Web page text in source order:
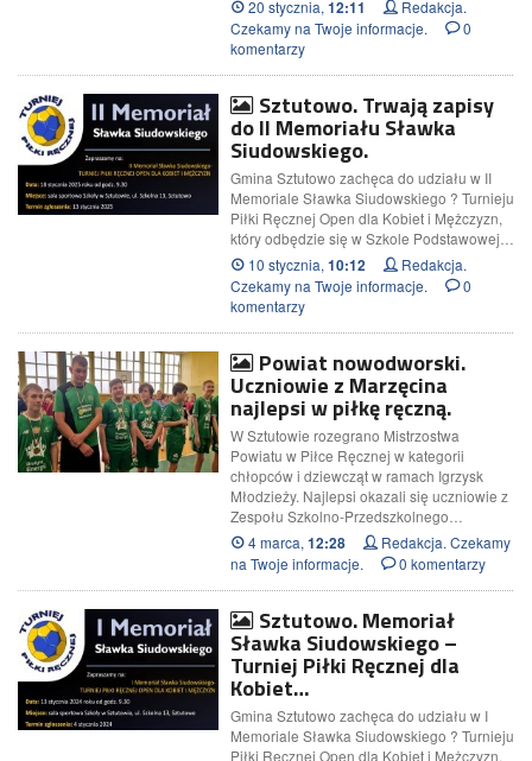
20 stycznia, 12:11
Redakcja.
Czekamy na Twoje informacje.
0
komentarzy
Sztutowo. Trwają zapisy
do II Memoriału Sławka
Siudowskiego.
Gmina Sztutowo zachęca do udziału w II
Memoriale Sławka Siudowskiego ? Turnieju
Piłki Ręcznej Open dla Kobiet i Mężczyzn,
który odbędzie się w Szkole Podstawowej…
10 stycznia, 10:12
Redakcja.
Czekamy na Twoje informacje.
0
komentarzy
Powiat nowodworski.
Uczniowie z Marzęcina
najlepsi w piłkę ręczną.
W Sztutowie rozegrano Mistrzostwa
Powiatu w Piłce Ręcznej w kategorii
chłopców i dziewcząt w ramach Igrzysk
Młodzieży. Najlepsi okazali się uczniowie z
Zespołu Szkolno-Przedszkolnego…
4 marca, 12:28
Redakcja. Czekamy
na Twoje informacje.
0 komentarzy
Sztutowo. Memoriał
Sławka Siudowskiego –
Turniej Piłki Ręcznej dla
Kobiet…
Gmina Sztutowo zachęca do udziału w I
Memoriale Sławka Siudowskiego ? Turnieju
Piłki Ręcznej Open dla Kobiet i Mężczyzn,